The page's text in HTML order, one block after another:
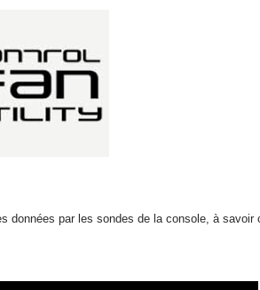
données par les sondes de la console, à